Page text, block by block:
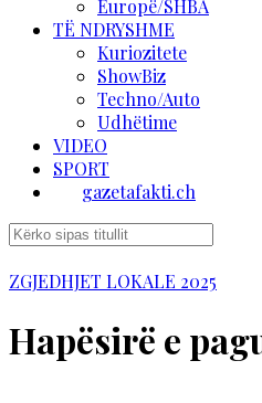
Europë/SHBA
TË NDRYSHME
Kuriozitete
ShowBiz
Techno/Auto
Udhëtime
VIDEO
SPORT
gazetafakti.ch
ZGJEDHJET LOKALE 2025
Hapësirë e